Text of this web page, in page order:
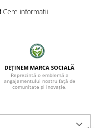
Cere informatii
DEȚINEM MARCA SOCIALĂ
Reprezintă o emblemă a
angajamentului nostru față de
comunitate și inovație.